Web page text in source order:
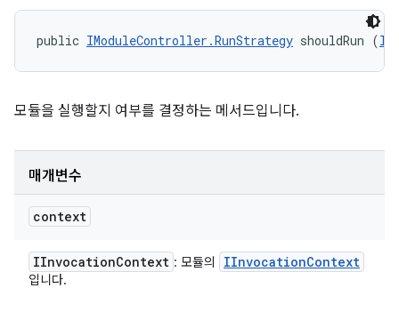
public IModuleController.RunStrategy shouldRun (
모듈을 실행할지 여부를 결정하는 메서드입니다.
매개변수
context
IInvocationContext : 모듈의 IInvocationContext
입니다.